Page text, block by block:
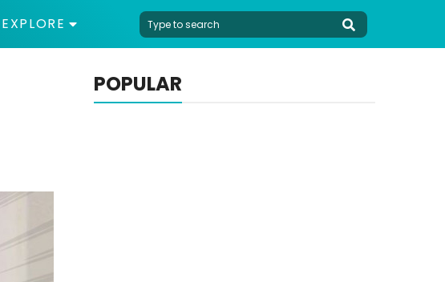
EXPLORE
POPULAR